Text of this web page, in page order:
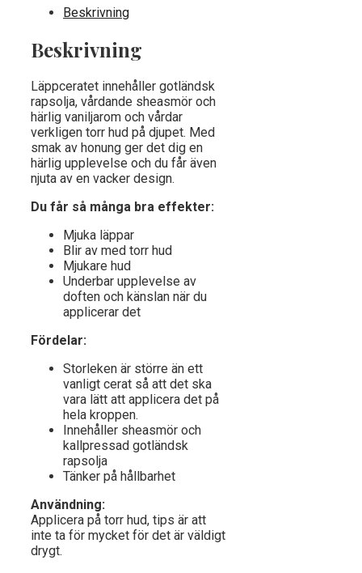
Beskrivning
Beskrivning
Läppceratet innehåller gotländsk
rapsolja, vårdande sheasmör och
härlig vaniljarom och vårdar
verkligen torr hud på djupet. Med
smak av honung ger det dig en
härlig upplevelse och du får även
njuta av en vacker design.
Du får så många bra effekter:
Mjuka läppar
Blir av med torr hud
Mjukare hud
Underbar upplevelse av
doften och känslan när du
applicerar det
Fördelar:
Storleken är större än ett
vanligt cerat så att det ska
vara lätt att applicera det på
hela kroppen.
Innehåller sheasmör och
kallpressad gotländsk
rapsolja
Tänker på hållbarhet
Användning:
Applicera på torr hud, tips är att
inte ta för mycket för det är väldigt
drygt.